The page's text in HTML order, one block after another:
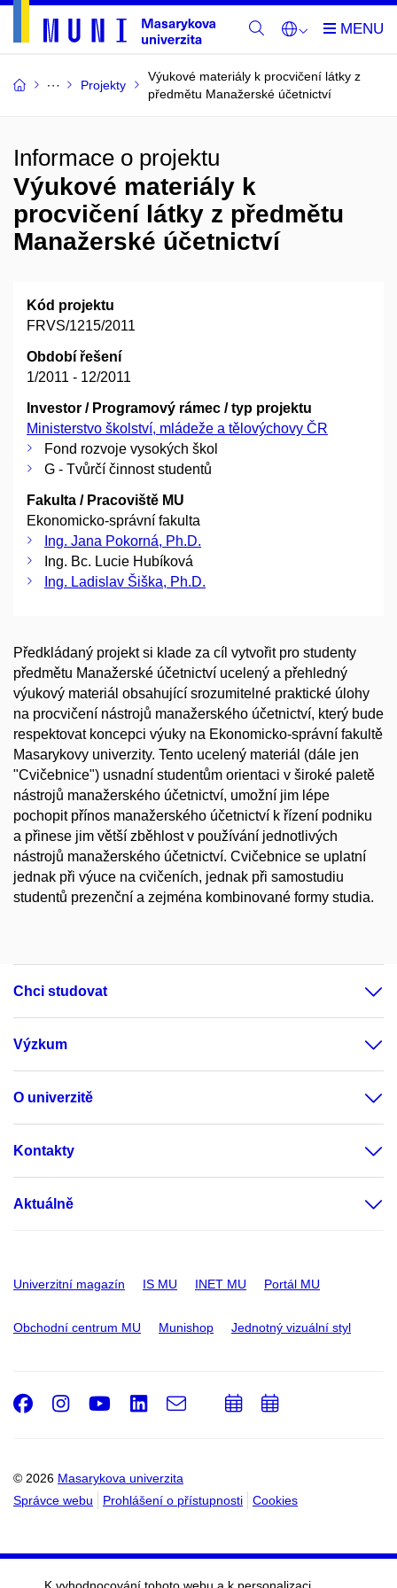
Projekty
Výukové materiály k procvičení látky z
předmětu Manažerské účetnictví
Informace o projektu
Výukové materiály k
procvičení látky z předmětu
Manažerské účetnictví
Kód projektu
FRVS/1215/2011
Období řešení
1/2011 - 12/2011
Investor / Programový rámec / typ projektu
Ministerstvo školství, mládeže a tělovýchovy ČR
Fond rozvoje vysokých škol
G - Tvůrčí činnost studentů
Fakulta / Pracoviště MU
Ekonomicko-správní fakulta
Ing. Jana Pokorná, Ph.D.
Ing. Bc. Lucie Hubíková
Ing. Ladislav Šiška, Ph.D.
Předkládaný projekt si klade za cíl vytvořit pro studenty
předmětu Manažerské účetnictví ucelený a přehledný
výukový materiál obsahující srozumitelné praktické úlohy
na procvičení nástrojů manažerského účetnictví, který bude
respektovat koncepci výuky na Ekonomicko-správní fakultě
Masarykovy univerzity. Tento ucelený materiál (dále jen
"Cvičebnice") usnadní studentům orientaci v široké paletě
nástrojů manažerského účetnictví, umožní jim lépe
pochopit přínos manažerského účetnictví k řízení podniku
a přinese jim větší zběhlost v používání jednotlivých
nástrojů manažerského účetnictví. Cvičebnice se uplatní
jednak při výuce na cvičeních, jednak při samostudiu
studentů prezenční a zejména kombinované formy studia.
Chci studovat
Výzkum
O univerzitě
Kontakty
Aktuálně
Univerzitní magazín IS MU INET MU Portál MU
Obchodní centrum MU Munishop Jednotný vizuální styl
© 2026 Masarykova univerzita
Správce webu
Prohlášení o přístupnosti Cookies
Facebook
Instagram
Youtube
LinkedIn
e-
PřidatPřidat